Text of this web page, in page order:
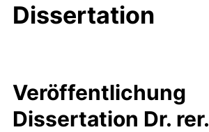
Dissertation
Veröffentlichung
Dissertation Dr.